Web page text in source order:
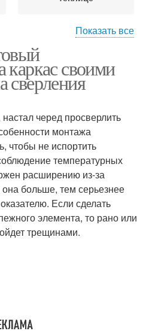
Разъемный профиль
Показать все
каркас своими
сверления
черед просверлить
монтажа
чтобы не испортить
температурных
расширению из-за
больше, тем серьезнее
Если сделать
элемента, то рано или
трещинами.